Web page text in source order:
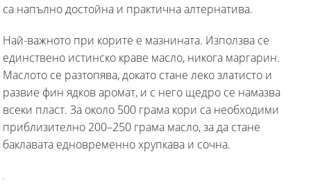
са напълно достойна и практична алтернатива.
Най-важното при корите е мазнината. Използва се
единствено истинско краве масло, никога маргарин.
Маслото се разтопява, докато стане леко златисто и
развие фин ядков аромат, и с него щедро се намазва
всеки пласт. За около 500 грама кори са необходими
приблизително 200–250 грама масло, за да стане
баклавата едновременно хрупкава и сочна.